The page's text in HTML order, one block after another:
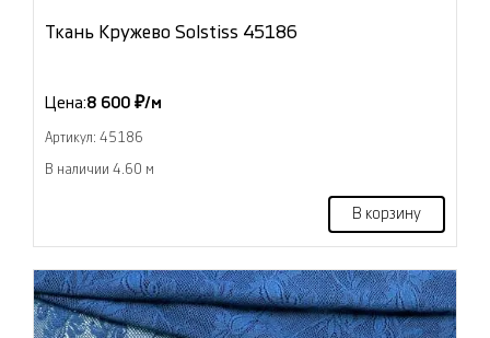
Ткань Кружево Solstiss 45186
Цена:8 600 ₽/м
Артикул: 45186
В наличии 4.60 м
В корзину